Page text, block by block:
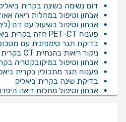
דום נשימה בשינה בקרית
אבחון וטיפול במחלות ריאה
אבחון וטיפול בשיעול עם דם
פענוח PET-CT חזה בקרית ביאליק
בדיקת תגר סימפונית עם
ניקור ריאות בהנחיית CT בקרית ביאליק
אבחון וטיפול במיקובקטריה
פענוח תגר מתכולין בקרית
בדיקת שינה בקרית ביאליק
אבחון וטיפול מחלות ריאה